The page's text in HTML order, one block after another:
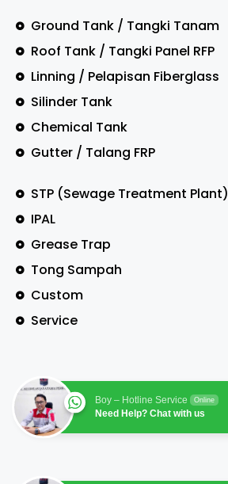
Ground Tank / Tangki Tanam
Roof Tank / Tangki Panel RFP
Linning / Pelapisan Fiberglass
Silinder Tank
Chemical Tank
Gutter / Talang FRP
STP (Sewage Treatment Plant)
IPAL
Grease Trap
Tong Sampah
Custom
Service
Boy – Hotline Service Online
Need Help? Chat with us